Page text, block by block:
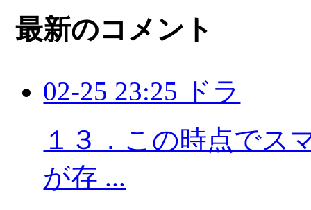
最新のコメント
02-25 23:25 ドラ
１３．この時点でス
が存 ...